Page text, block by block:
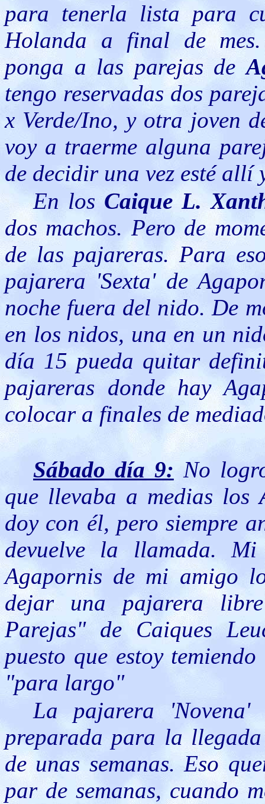
para tenerla lista para
Holanda a final de mes.
ponga a las parejas de
tengo reservadas dos
x Verde/Ino, y otra joven
voy a traerme alguna
de decidir una vez esté allí
En los Caique L.
dos machos. Pero de
de las pajareras. Para
pajarera 'Sexta' de
noche fuera del nido. De
en los nidos, una en un
día 15 pueda quitar
pajareras donde hay
colocar a finales de
Sábado día 9: No
que llevaba a medias los
doy con él, pero siempre
devuelve la llamada.
Agapornis de mi amigo
dejar una pajarera
Parejas" de Caiques
puesto que estoy
"para largo"
La pajarera
preparada para la
de unas semanas. Eso
par de semanas, cuando